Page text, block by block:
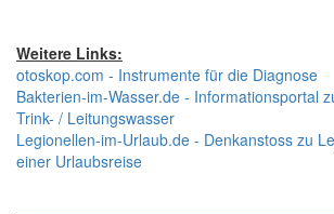
Weitere Links:
otoskop.com - Instrumente für die Diagnose
Bakterien-im-Wasser.de - Informationsportal
Trink- / Leitungswasser
Legionellen-im-Urlaub.de - Denkanstoss zu
einer Urlaubsreise